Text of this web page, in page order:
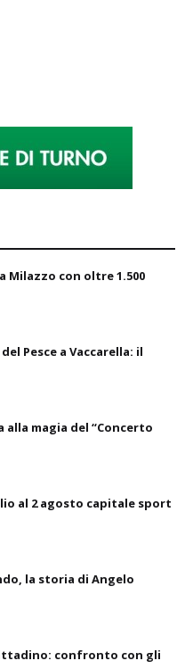
Milazzo con oltre 1.500
Pesce a Vaccarella: il
alla magia del “Concerto
al 2 agosto capitale sport
la storia di Angelo
confronto con gli